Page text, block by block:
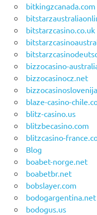
bitkingzcanada.com
bitstarzcasino.co.uk
bizzocasino-
bizzocasinocz.net
blaze-casino-
blitz-casino.us
blitzbecasino.com
blitzcasino-
Blog
boabet-norge.net
boabetbr.net
bobslayer.com
bodogargentina.net
bodogus.us